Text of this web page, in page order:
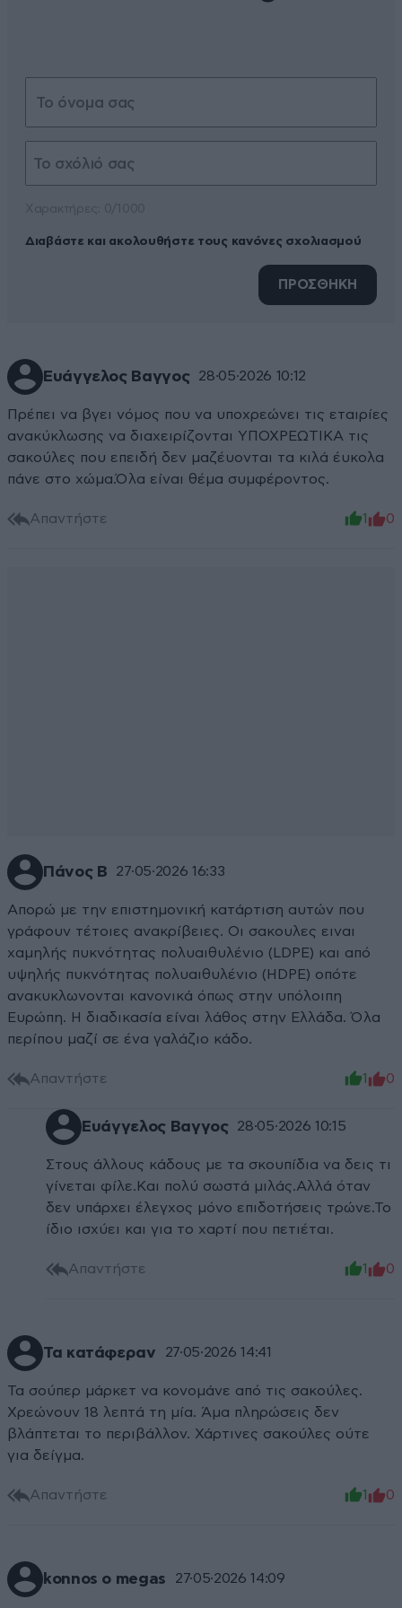
Διαβάστε και ακολουθήστε τους κανόνες σχολιασμού
ΠΡΟΣΘΗΚΗ
Ευάγγελος Βαγγος 28·05·2026 10:12
Πρέπει να βγει νόμος που να υποχρεώνει τις εταιρίες
ανακύκλωσης να διαχειρίζονται ΥΠΟΧΡΕΩΤΙΚΑ τις
σακούλες που επειδή δεν μαζέυονται τα κιλά έυκολα
πάνε στο χώμα.Όλα είναι θέμα συμφέροντος.
Απαντήστε 1 0
Πάνος Β 27·05·2026 16:33
Απορώ με την επιστημονική κατάρτιση αυτών που
γράφουν τέτοιες ανακρίβειες. Οι σακουλες ειναι
χαμηλής πυκνότητας πολυαιθυλένιο (LDPE) και από
υψηλής πυκνότητας πολυαιθυλένιο (HDPE) οπότε
ανακυκλωνονται κανονικά όπως στην υπόλοιπη
Ευρώπη. Η διαδικασία είναι λάθος στην Ελλάδα. Όλα
περίπου μαζί σε ένα γαλάζιο κάδο.
Απαντήστε 1 0
Ευάγγελος Βαγγος 28·05·2026 10:15
Στους άλλους κάδους με τα σκουπίδια να δεις τι
γίνεται φίλε.Και πολύ σωστά μιλάς.Αλλά όταν
δεν υπάρχει έλεγχος μόνο επιδοτήσεις τρώνε.Το
ίδιο ισχύει και για το χαρτί που πετιέται.
Απαντήστε 1 0
Τα κατάφεραν 27·05·2026 14:41
Τα σούπερ μάρκετ να κονομάνε από τις σακούλες.
Χρεώνουν 18 λεπτά τη μία. Άμα πληρώσεις δεν
βλάπτεται το περιβάλλον. Χάρτινες σακούλες ούτε
για δείγμα.
Απαντήστε 1 0
konnos o megas 27·05·2026 14:09